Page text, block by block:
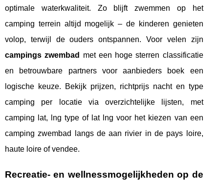
optimale waterkwaliteit. Zo blijft zwemmen op het
camping terrein altijd mogelijk – de kinderen genieten
volop, terwijl de ouders ontspannen. Voor velen zijn
campings zwembad
met een hoge sterren classificatie
en betrouwbare partners voor aanbieders boek een
logische keuze. Bekijk prijzen, richtprijs nacht en type
camping per locatie via overzichtelijke lijsten, met
camping lat, lng type of lat lng voor het kiezen van een
camping zwembad langs de aan rivier in de pays loire,
haute loire of vendee.
Recreatie- en wellnessmogelijkheden op de